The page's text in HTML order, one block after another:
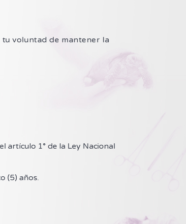
voluntad de mantener la
artículo 1° de la Ley Nacional
(5) años.